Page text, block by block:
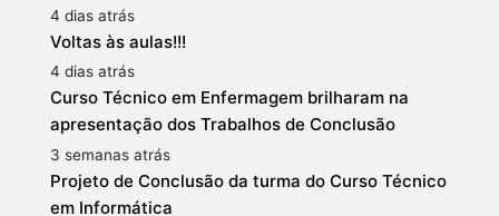
4 dias atrás
Voltas às aulas!!!
4 dias atrás
Curso Técnico em Enfermagem brilharam na
apresentação dos Trabalhos de Conclusão
3 semanas atrás
Projeto de Conclusão da turma do Curso Técnico
em Informática